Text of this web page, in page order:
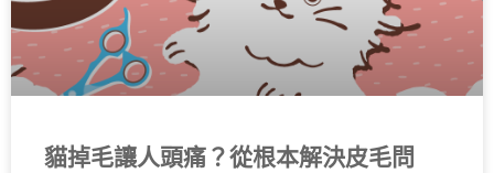
貓掉毛讓人頭痛？從根本解決皮毛問